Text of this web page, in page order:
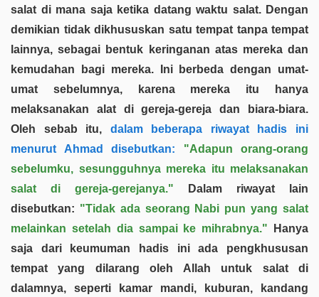
salat di mana saja ketika datang waktu salat. Dengan
demikian tidak dikhususkan satu tempat tanpa tempat
lainnya, sebagai bentuk keringanan atas mereka dan
kemudahan bagi mereka. Ini berbeda dengan umat-
umat sebelumnya, karena mereka itu hanya
melaksanakan alat di gereja-gereja dan biara-biara.
Oleh sebab itu, dalam beberapa riwayat hadis ini
menurut Ahmad disebutkan:
"Adapun orang-orang
sebelumku, sesungguhnya mereka itu melaksanakan
salat di gereja-gerejanya." Dalam riwayat lain
disebutkan: "Tidak ada seorang Nabi pun yang salat
melainkan setelah dia sampai ke mihrabnya." Hanya
saja dari keumuman hadis ini ada pengkhususan
tempat yang dilarang oleh Allah untuk salat di
dalamnya, seperti kamar mandi, kuburan, kandang